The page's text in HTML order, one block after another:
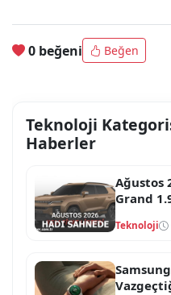
0 beğeni Beğen
Teknoloji
Haberler
Ağustos
Grand
Teknoloji